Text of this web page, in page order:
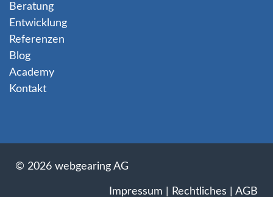
Beratung
Entwicklung
Referenzen
Blog
Academy
Kontakt
© 2026 webgearing AG
Impressum Rechtliches AGB